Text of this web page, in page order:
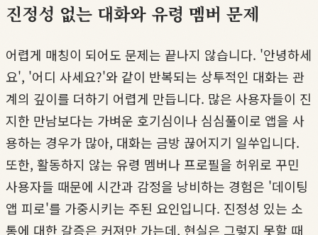
진정성 없는 대화와 유령 멤버 문제
어렵게 매칭이 되어도 문제는 끝나지 않습니다. '안녕하세
요', '어디 사세요?'와 같이 반복되는 상투적인 대화는 관
계의 깊이를 더하기 어렵게 만듭니다. 많은 사용자들이 진
지한 만남보다는 가벼운 호기심이나 심심풀이로 앱을 사
용하는 경우가 많아, 대화는 금방 끊어지기 일쑤입니다.
또한, 활동하지 않는 유령 멤버나 프로필을 허위로 꾸민
사용자들 때문에 시간과 감정을 낭비하는 경험은 '데이팅
앱 피로'를 가중시키는 주된 요인입니다. 진정성 있는 소
통에 대한 갈증은 커져만 가는데, 현실은 그렇지 못할 때